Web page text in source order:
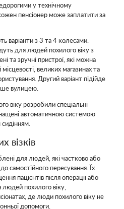
у технічному
пенсіонер може заплатити за
варіанти з 3 та 4 колесами.
для людей похилого віку з
та зручні пристрої, які можна
великих магазинах та
Другий варіант підійде
вулицею.
віку розробили спеціальні
автоматичною системою
візків
для людей, які частково або
самостійного пересування. Їх
пацієнтів після операції або
похилого віку,
де люди похилого віку не
допомоги.